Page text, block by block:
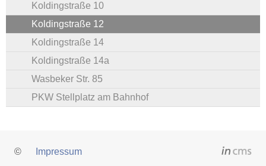
Koldingstraße 10
Koldingstraße 12
Koldingstraße 14
Koldingstraße 14a
Wasbeker Str. 85
PKW Stellplatz am Bahnhof
© Impressum